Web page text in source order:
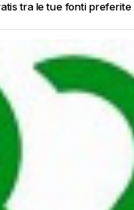
tra le tue fonti preferite